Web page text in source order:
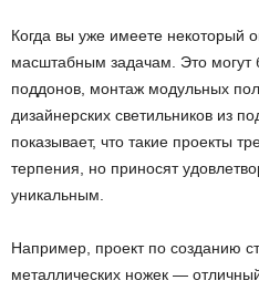
Когда вы уже имеете некоторый
масштабным задачам. Это могут
поддонов, монтаж модульных
дизайнерских светильников из
показывает, что такие проекты
терпения, но приносят
уникальным.
Например, проект по созданию
металлических ножек —